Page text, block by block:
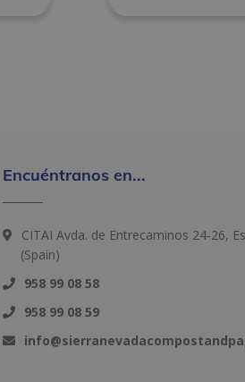
Encuéntranos en...
CITAI Avda. de Entrecaminos 24-26,
(Spain)
958 99 08 58
958 99 08 59